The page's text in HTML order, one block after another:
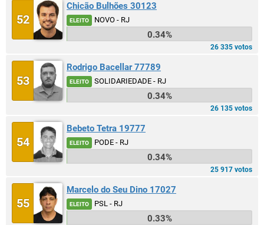
52
Chicão Bulhões 30123
ELEITO NOVO - RJ
0.34%
26 335 votos
53
Rodrigo Bacellar 77789
ELEITO SOLIDARIEDADE - RJ
0.34%
26 135 votos
54
Bebeto Tetra 19777
ELEITO PODE - RJ
0.34%
25 917 votos
55
Marcelo do Seu Dino 17027
ELEITO PSL - RJ
0.33%